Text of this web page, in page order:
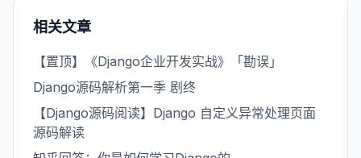
相关文章
【置顶】《Django企业开发实战》「勘误」
Django源码解析第一季 剧终
【Django源码阅读】Django 自定义异常处理页面
源码解读